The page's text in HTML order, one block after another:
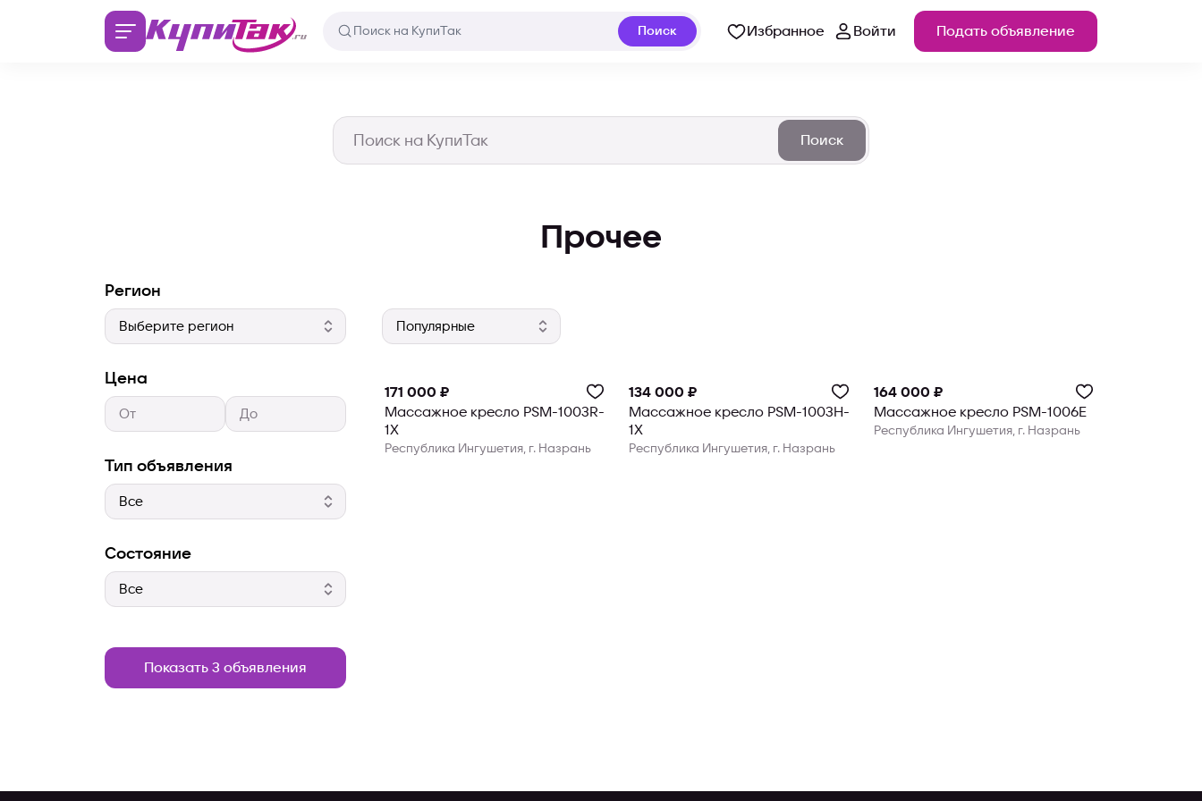
Поиск Избранное Войти Подать объявление
Поиск
Прочее
Регион
Цена
Тип объявления
Состояние
Показать 3 объявления
171 000 ₽
Массажное кресло PSM-1003R-
1X
Республика Ингушетия, г. Назрань
134 000 ₽
Массажное кресло PSM-1003H-
1X
Республика Ингушетия, г. Назрань
164 000 ₽
Массажное кресло PSM-1006E
Республика Ингушетия, г. Назрань